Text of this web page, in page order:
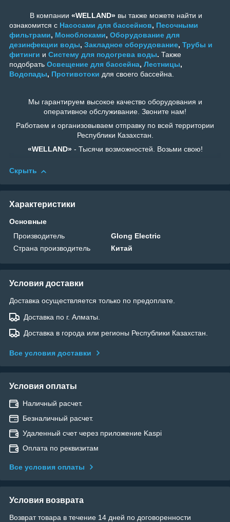
В компании «WELLAND» вы также можете найти и
ознакомится с Насосами для бассейнов, Песочными
фильтрами, Моноблоками, Оборудование для
дезинфекции воды, Закладное оборудование, Трубы и
фитинги и Систему для подогрева воды. Также
подобрать Освещение для бассейна, Лестницы,
Водопады, Противотоки для своего бассейна.
Мы гарантируем высокое качество оборудования и
оперативное обслуживание. Звоните нам!
Работаем и организовываем отправку по всей территории
Республики Казахстан.
«WELLAND»- Тысячи возможностей. Возьми свою!
Скрыть
Характеристики
Основные
Производитель
Glong Electric
Страна производитель
Китай
Условия доставки
Доставка осуществляется только по предоплате.
Доставка по г. Алматы.
Доставка в города или регионы Республики Казахстан.
Все условия доставки
Условия оплаты
Наличный расчет.
Безналичный расчет.
Удаленный счет через приложение Kaspi
Оплата по реквизитам
Все условия оплаты
Условия возврата
Возврат товара в течение 14 дней по договоренности